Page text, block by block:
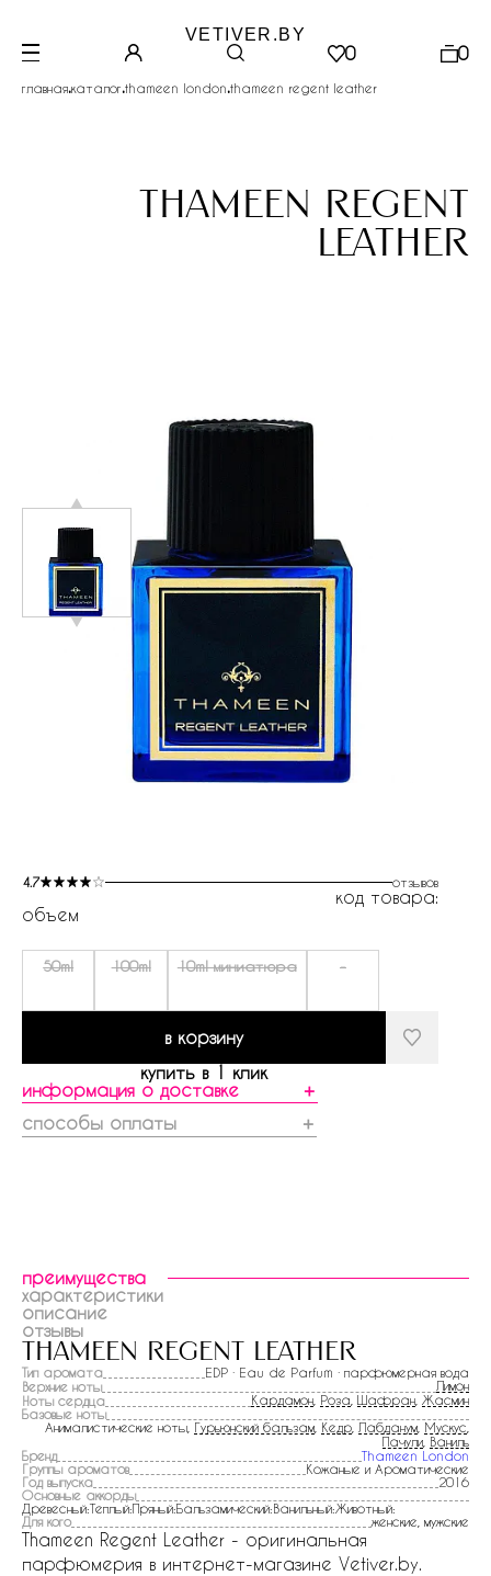
VETIVER.BY
0 0
главная.каталог.thameen london.thameen regent leather
thameen regent
leather
4.7 отзывов
код товара:
объем
50ml 100ml 10ml миниатюра -
в корзину
купить в 1 клик
информация о доставке
＋
способы оплаты
＋
преимущества
характеристики
описание
отзывы
thameen regent leather
Тип аромата
EDP · Eau de Parfum · парфюмерная вода
Верхние ноты
Лимон
Ноты сердца
Кардамон Роза Шафран Жасмин
Базовые ноты
Анималистические ноты, Гурьюнский бальзам Кедр Лабданум Мускус
Пачули Ваниль
Бренд
Thameen London
Группы ароматов
Кожаные и Ароматические
Год выпуска
2016
Основные аккорды
Древесный:Теплый:Пряный:Бальзамический:Ванильный:Животный:
Для кого
женские, мужские
Thameen Regent Leather - оригинальная
парфюмерия в интернет-магазине Vetiver.by.